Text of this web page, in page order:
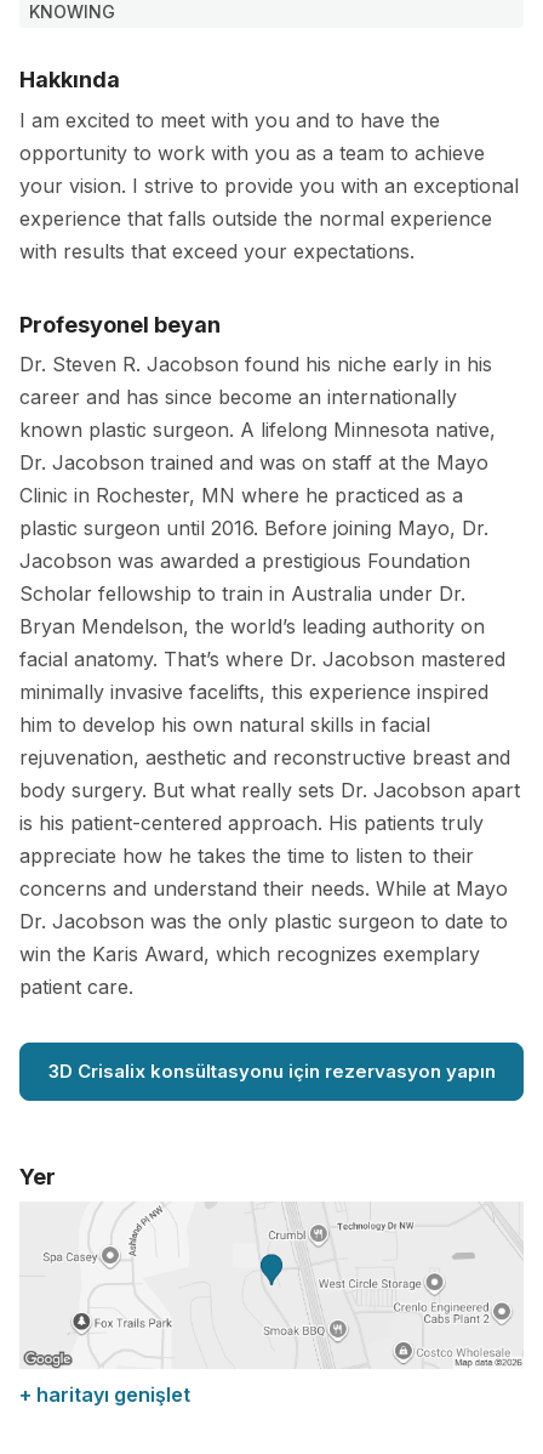
KNOWING
Hakkında
I am excited to meet with you and to have the
opportunity to work with you as a team to achieve
your vision. I strive to provide you with an exceptional
experience that falls outside the normal experience
with results that exceed your expectations.
Profesyonel beyan
Dr. Steven R. Jacobson found his niche early in his
career and has since become an internationally
known plastic surgeon. A lifelong Minnesota native,
Dr. Jacobson trained and was on staff at the Mayo
Clinic in Rochester, MN where he practiced as a
plastic surgeon until 2016. Before joining Mayo, Dr.
Jacobson was awarded a prestigious Foundation
Scholar fellowship to train in Australia under Dr.
Bryan Mendelson, the world’s leading authority on
facial anatomy. That’s where Dr. Jacobson mastered
minimally invasive facelifts, this experience inspired
him to develop his own natural skills in facial
rejuvenation, aesthetic and reconstructive breast and
body surgery. But what really sets Dr. Jacobson apart
is his patient-centered approach. His patients truly
appreciate how he takes the time to listen to their
concerns and understand their needs. While at Mayo
Dr. Jacobson was the only plastic surgeon to date to
win the Karis Award, which recognizes exemplary
patient care.
3D Crisalix konsültasyonu için rezervasyon yapın
Yer
+ haritayı genişlet